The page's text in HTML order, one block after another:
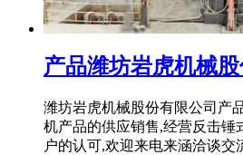
产品潍坊岩虎机械
潍坊岩虎机械股份有限公司产
机产品的供应销售,经营反击锤
户的认可,欢迎来电来涵洽谈交